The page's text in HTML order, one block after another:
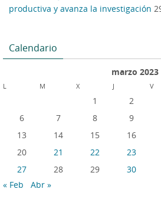
productiva y avanza la investigación
Calendario
marzo 2023
L M X J V
1 2
6
7 8 9
13
14 15 16
20
21 22 23
27
28 29 30
« Feb
Abr »